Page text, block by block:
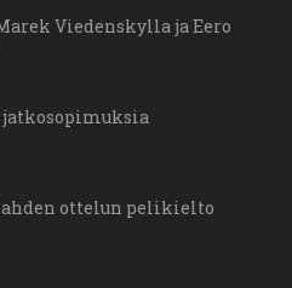
Viedenskylla ja Eero
jatkosopimuksia
ottelun pelikielto